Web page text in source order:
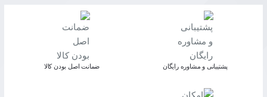
پشتیبانی و مشاوره رایگان ﺿﻤﺎﻧﺖ اﺻﻞ ﺑﻮدن ﮐﺎﻟﺎ